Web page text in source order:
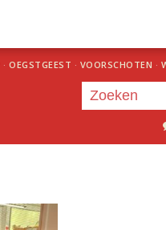
· OEGSTGEEST · VOORSCHOTEN ·